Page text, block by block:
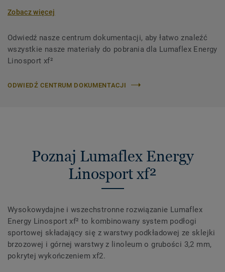
Zobacz więcej
Odwiedź nasze centrum dokumentacji, aby łatwo znaleźć
wszystkie nasze materiały do ​​pobrania dla Lumaflex Energy
Linosport xf²
ODWIEDŹ CENTRUM DOKUMENTACJI
Poznaj Lumaflex Energy
Linosport xf²
Wysokowydajne i wszechstronne rozwiązanie Lumaflex
Energy Linosport xf² to kombinowany system podłogi
sportowej składający się z warstwy podkładowej ze sklejki
brzozowej i górnej warstwy z linoleum o grubości 3,2 mm,
pokrytej wykończeniem xf2.